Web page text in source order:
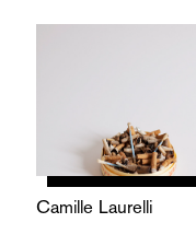
Camille Laurelli